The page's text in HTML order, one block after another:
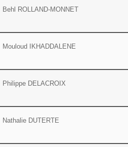
Behl ROLLAND-MONNET
Mouloud IKHADDALENE
Philippe DELACROIX
Nathalie DUTERTE